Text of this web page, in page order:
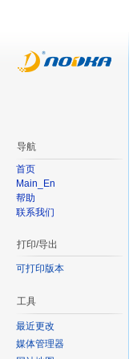
导航
首页
Main_En
帮助
联系我们
打印/导出
可打印版本
工具
最近更改
媒体管理器